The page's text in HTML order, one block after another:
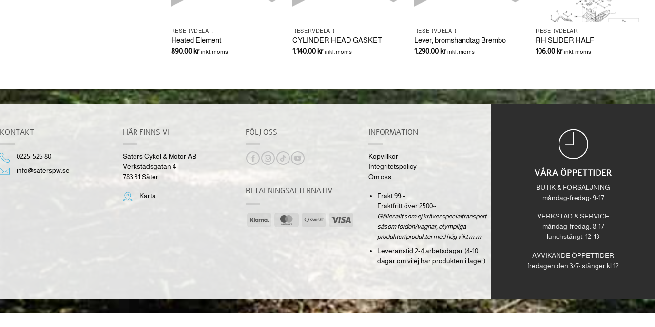
RESERVDELAR
Heated Element
890.00 kr inkl. moms
RESERVDELAR
CYLINDER HEAD GASKET
1,140.00 kr inkl. moms
RESERVDELAR
Lever, bromshandtag Brembo
1,290.00 kr inkl. moms
RESERVDELAR
RH SLIDER HALF
106.00 kr inkl. moms
KONTAKT
0225-525 80
info@saterspw.se
HÄR FINNS VI
Säters Cykel & Motor AB
Verkstadsgatan 4
783 31 Säter
Karta
FÖLJ OSS
BETALNINGSALTERNATIV
Klarna MasterCardSwish
INFORMATION
Köpvillkor
Integritetspolicy
Om oss
Frakt 99:-
Fraktfritt över 2500:-
Gäller allt som ej kräver specialtransport
såsom fordon/vagnar, otympliga
produkter/produkter med hög vikt m.m
Leveranstid 2-4 arbetsdagar (4-10
dagar om vi ej har produkten i lager)
VÅRA ÖPPETTIDER
BUTIK & FÖRSÄLJNING
måndag-fredag: 9-17
VERKSTAD & SERVICE
måndag-fredag: 8-17
lunchstängt: 12-13
AVVIKANDE ÖPPETTIDER
fredagen den 3/7: stänger kl 12